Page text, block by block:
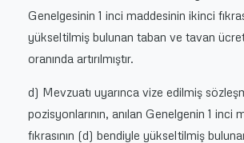
Genelgesinin 1 inci maddesinin ikinci
yükseltilmiş bulunan taban ve tavan
oranında artırılmıştır.
d) Mevzuatı uyarınca vize edilmiş
pozisyonlarının, anılan Genelgenin 1 inci
fıkrasının (d) bendiyle yükseltilmiş